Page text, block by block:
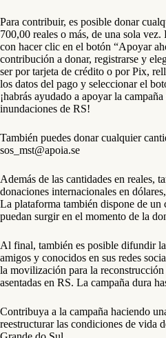
Para contribuir, es posible donar
700,00 reales o más, de una sola
con hacer clic en el botón “Apoyar
contribución a donar, registrarse y
ser por tarjeta de crédito o por Pix,
los datos del pago y seleccionar el
¡habrás ayudado a apoyar la
inundaciones de RS!
También puedes donar cualquier
sos_mst@apoia.se
Además de las cantidades en reales,
donaciones internacionales en
La plataforma también dispone de un
puedan surgir en el momento de la
Al final, también es posible difundir
amigos y conocidos en sus redes
la movilización para la
asentadas en RS. La campaña dura
Contribuya a la campaña haciendo
reestructurar las condiciones de vida